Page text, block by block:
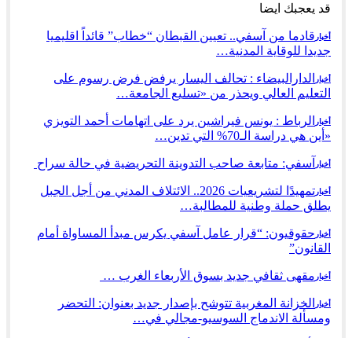
قد يعجبك ايضا
أخبار قادما من آسفي.. تعيين القبطان “خطاب” قائداً اقليميا
جديدا للوقاية المدنية…
أخبار
الدارالبيضاء : تحالف اليسار يرفض فرض رسوم على
التعليم العالي ويحذر من «تسليع الجامعة…
أخبار
الرباط : يونس فيراشين يرد على اتهامات أحمد التويزي
«أين هي دراسة الـ70% التي تدين…
أخبار آسفي: متابعة صاحب التدوينة التحريضية في حالة سراح
أخبار
تمهيدًا لتشريعيات 2026.. الائتلاف المدني من أجل الجبل
يطلق حملة وطنية للمطالبة…
أخبار حقوقيون: “قرار عامل آسفي يكرس مبدأ المساواة أمام
القانون”
أخبار مقهى ثقافي جديد بسوق الأربعاء الغرب …
أخبار
الخزانة المغربية تتوشح بإصدار جديد بعنوان: التحضر
ومسألة الاندماج السوسيو-مجالي في…